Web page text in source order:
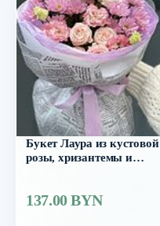
Букет Лаура из кустовой
розы, хризантемы и
137.00 BYN